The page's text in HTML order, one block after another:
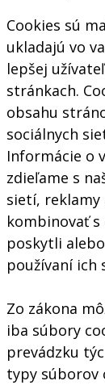
Cookies sú
ukladajú vo
lepšej
stránkach.
obsahu
sociálnych
Informácie o
zdieľame s
sietí, reklamy
kombinovať
poskytli
používaní ich
Zo zákona
iba súbory
prevádzku
typy súborov